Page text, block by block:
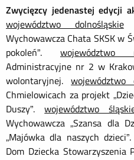
Zwycięzcy jedenastej edycji
województwo dolnośląskie-
Wychowawcza Chata SKSK w
pokoleń”. województwo
Administracyjne nr 2 w
wolontaryjnej.województwo
Chmielowicach za projekt
Duszy”.województwo
Wychowawcza „Szansa dla
„Majówka dla naszych
Dom Dziecka Stowarzyszenia